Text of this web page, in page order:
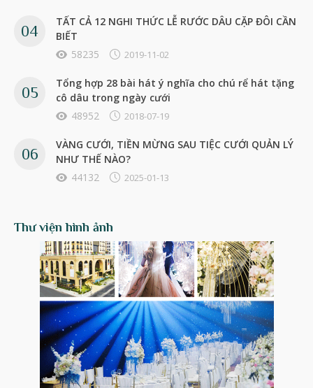
TẤT CẢ 12 NGHI THỨC LỄ RƯỚC DÂU CẶP ĐÔI CẦN
BIẾT
58235
2019-11-02
Tổng hợp 28 bài hát ý nghĩa cho chú rể hát tặng
cô dâu trong ngày cưới
48952
2018-07-19
VÀNG CƯỚI, TIỀN MỪNG SAU TIỆC CƯỚI QUẢN LÝ
NHƯ THẾ NÀO?
44132
2025-01-13
Thư viện hình ảnh